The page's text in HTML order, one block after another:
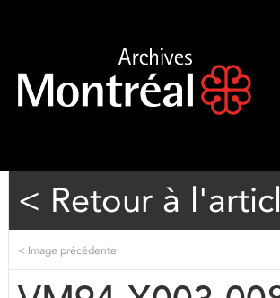
< Retour à
< Image précédente